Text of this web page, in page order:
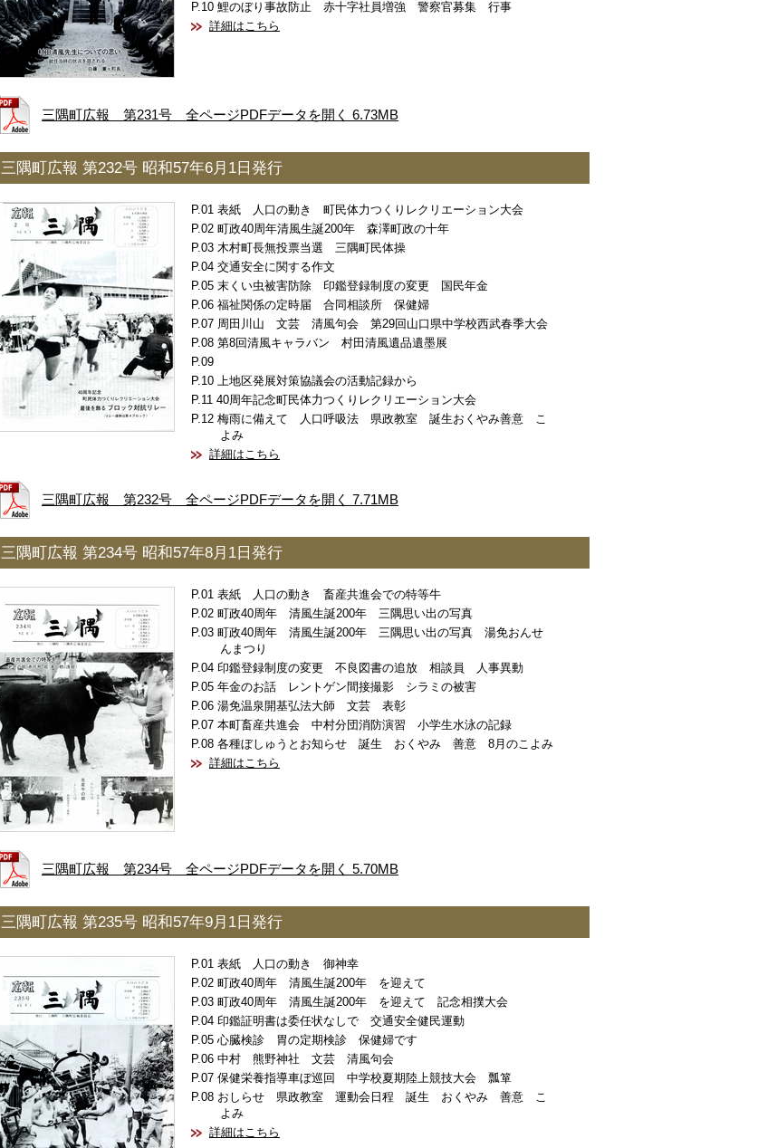
鯉のぼり事故防止 赤十字社員増強 警察官募集 行事
詳細はこちら
三隅町広報 第231号 全ページPDFデータを開く 6.73MB
三隅町広報 第232号 昭和57年6月1日発行
表紙 人口の動き 町民体力つくりレクリエーション大会
町政40周年清風生誕200年 森澤町政の十年
木村町長無投票当選 三隅町民体操
交通安全に関する作文
末くい虫被害防除 印鑑登録制度の変更 国民年金
福祉関係の定時届 合同相談所 保健婦
周田川山 文芸 清風句会 第29回山口県中学校西武春季大会
第8回清風キャラバン 村田清風遺品遺墨展
上地区発展対策協議会の活動記録から
40周年記念町民体力つくりレクリエーション大会
梅雨に備えて 人口呼吸法 県政教室 誕生おくやみ善意 こ
よみ
詳細はこちら
三隅町広報 第232号 全ページPDFデータを開く 7.71MB
三隅町広報 第234号 昭和57年8月1日発行
表紙 人口の動き 畜産共進会での特等牛
町政40周年 清風生誕200年 三隅思い出の写真
町政40周年 清風生誕200年 三隅思い出の写真 湯免おんせ
んまつり
印鑑登録制度の変更 不良図書の追放 相談員 人事異動
年金のお話 レントゲン間接撮影 シラミの被害
湯免温泉開基弘法大師 文芸 表彰
本町畜産共進会 中村分団消防演習 小学生水泳の記録
各種ぼしゅうとお知らせ 誕生 おくやみ 善意 8月のこよみ
詳細はこちら
三隅町広報 第234号 全ページPDFデータを開く 5.70MB
三隅町広報 第235号 昭和57年9月1日発行
表紙 人口の動き 御神幸
町政40周年 清風生誕200年 を迎えて
町政40周年 清風生誕200年 を迎えて 記念相撲大会
印鑑証明書は委任状なしで 交通安全健民運動
心臓検診 胃の定期検診 保健婦です
中村 熊野神社 文芸 清風句会
保健栄養指導車ぼ巡回 中学校夏期陸上競技大会 瓢箪
おしらせ 県政教室 運動会日程 誕生 おくやみ 善意 こ
よみ
詳細はこちら